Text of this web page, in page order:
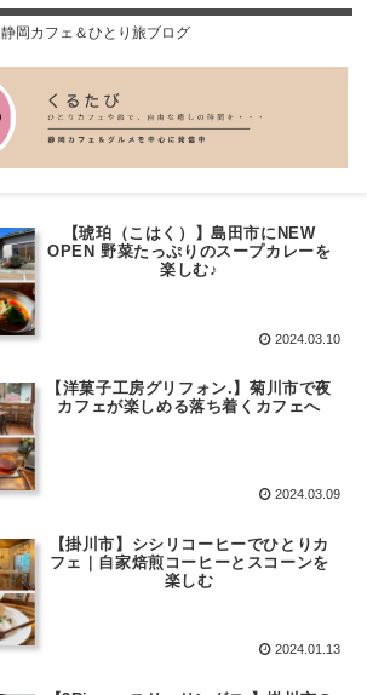
静岡カフェ＆ひとり旅ブログ
【琥珀（こはく）】島田市にNEW
OPEN 野菜たっぷりのスープカレーを
楽しむ♪
2024.03.10
【洋菓子工房グリフォン.】菊川市で夜
カフェが楽しめる落ち着くカフェへ
2024.03.09
【掛川市】シシリコーヒーでひとりカ
フェ｜自家焙煎コーヒーとスコーンを
楽しむ
2024.01.13